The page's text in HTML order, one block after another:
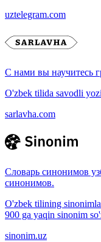
uztelegram.com
С нами вы научитесь
O'zbek tilida savodli
sarlavha.com
Словарь синонимов
синонимов.
O'zbek tilining
900 ga yaqin sinonim
sinonim.uz